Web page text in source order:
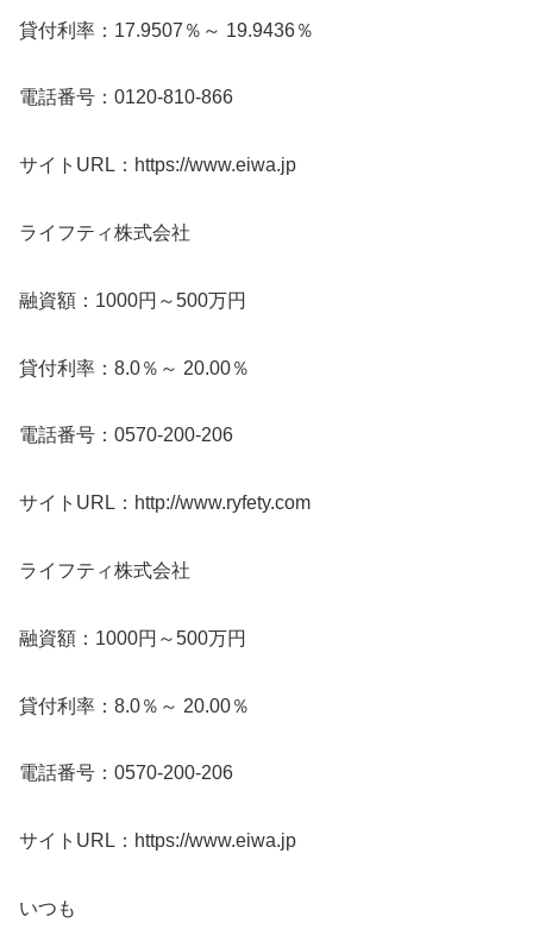
貸付利率：17.9507％～ 19.9436％
電話番号：0120-810-866
サイトURL：https://www.eiwa.jp
ライフティ株式会社
融資額：1000円～500万円
貸付利率：8.0％～ 20.00％
電話番号：0570-200-206
サイトURL：http://www.ryfety.com
ライフティ株式会社
融資額：1000円～500万円
貸付利率：8.0％～ 20.00％
電話番号：0570-200-206
サイトURL：https://www.eiwa.jp
いつも